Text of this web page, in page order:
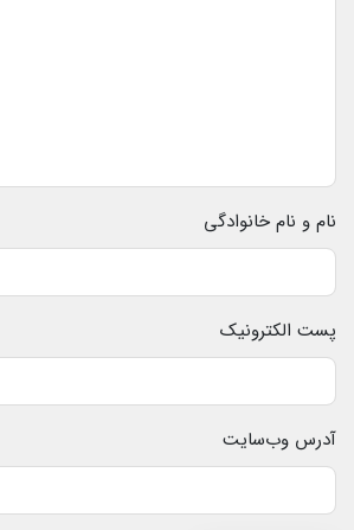
نام و نام خانوادگی
پست الکترونیک
آدرس وب‌سایت